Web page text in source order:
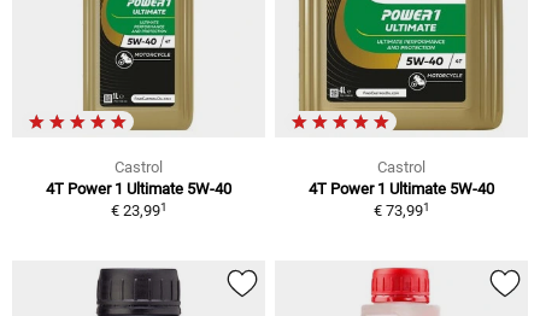
Castrol
4T Power 1 Ultimate 5W-40
€ 23,991
Castrol
4T Power 1 Ultimate 5W-40
€ 73,991